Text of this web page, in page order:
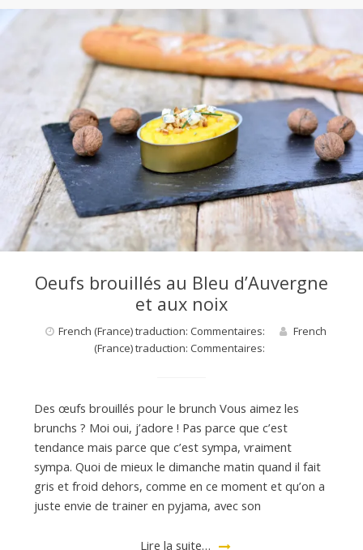
Oeufs brouillés au Bleu d’Auvergne
et aux noix
French (France) traduction: Commentaires:
French
(France) traduction: Commentaires:
Des œufs brouillés pour le brunch Vous aimez les
brunchs ? Moi oui, j’adore ! Pas parce que c’est
tendance mais parce que c’est sympa, vraiment
sympa. Quoi de mieux le dimanche matin quand il fait
gris et froid dehors, comme en ce moment et qu’on a
juste envie de trainer en pyjama, avec son
Lire la suite…